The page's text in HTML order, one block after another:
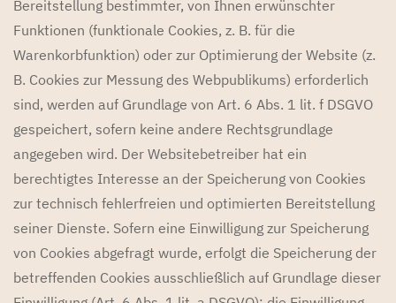
Bereitstellung bestimmter, von Ihnen erwünschter
Funktionen (funktionale Cookies, z. B. für die
Warenkorbfunktion) oder zur Optimierung der Website (z.
B. Cookies zur Messung des Webpublikums) erforderlich
sind, werden auf Grundlage von Art. 6 Abs. 1 lit. f DSGVO
gespeichert, sofern keine andere Rechtsgrundlage
angegeben wird. Der Websitebetreiber hat ein
berechtigtes Interesse an der Speicherung von Cookies
zur technisch fehlerfreien und optimierten Bereitstellung
seiner Dienste. Sofern eine Einwilligung zur Speicherung
von Cookies abgefragt wurde, erfolgt die Speicherung der
betreffenden Cookies ausschließlich auf Grundlage dieser